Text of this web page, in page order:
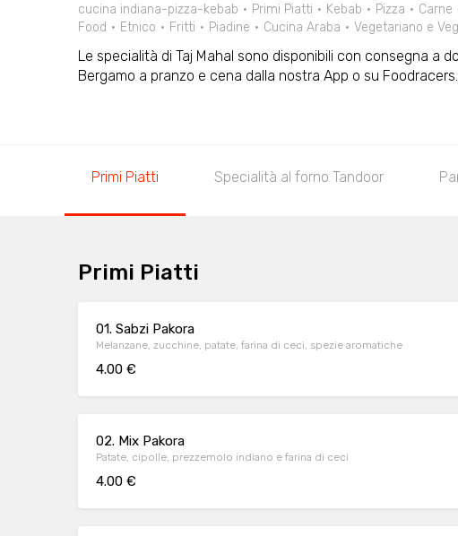
cucina indiana-pizza-kebab Primi Piatti Kebab Pizza Carne
Food
Etnico Fritti Piadine Cucina Araba Vegetariano e
Le specialità di Taj Mahal sono disponibili con consegna a
Bergamo a pranzo e cena dalla nostra App o su
Primi Piatti Specialità al forno Tandoor
Primi Piatti
01. Sabzi Pakora
Melanzane, zucchine, patate, farina di ceci, spezie aromatiche
4.00 €
02. Mix Pakora
Patate, cipolle, prezzemolo indiano e farina di ceci
4.00 €